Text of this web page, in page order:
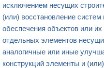
исключением несущих
(или) восстановление систем
обеспечения объектов или
отдельных элементов
аналогичные или иные
конструкций элементы и